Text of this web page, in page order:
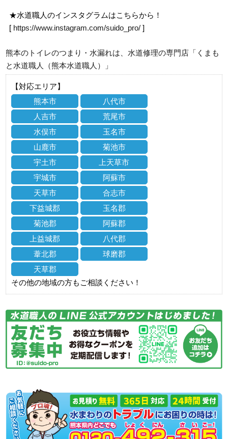
★水道職人のインスタグラムはこちらから！
[ https://www.instagram.com/suido_pro/ ]
熊本のトイレのつまり・水漏れは、水道修理の専門店「くまも
と水道職人（熊本水道職人）」
【対応エリア】
熊本市
八代市
人吉市
荒尾市
水俣市
玉名市
山鹿市
菊池市
宇土市
上天草市
宇城市
阿蘇市
天草市
合志市
下益城郡
玉名郡
菊池郡
阿蘇郡
上益城郡
八代郡
葦北郡
球磨郡
天草郡
その他の地域の方もご相談ください！